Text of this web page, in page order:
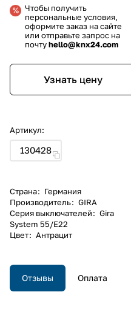
Чтобы получить
персональные условия,
оформите заказ на сайте
или отправьте запрос на
почтуhello@knx24.com
Узнать цену
Артикул:
130428
Страна: Германия
Производитель: GIRA
Серия выключателей: Gira
System 55/E22
Цвет: Антрацит
Отзывы Оплата